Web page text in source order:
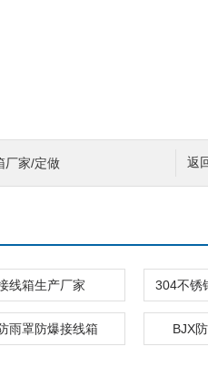
返
厂家/定做
线箱生产厂家
雨罩防爆接线箱 BJX